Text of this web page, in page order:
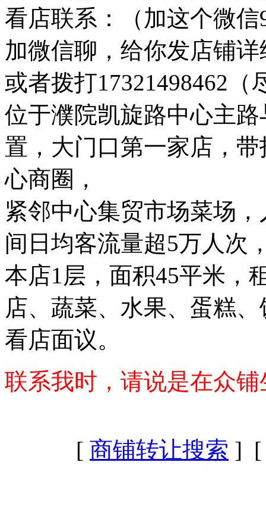
看店联系：（加这个微
加微信聊，给你发店铺
或者拨打17321498462（
位于濮院凯旋路中心主
置，大门口第一家店，
心商圈，
紧邻中心集贸市场菜场
间日均客流量超5万人次
本店1层，面积45平米，
店、蔬菜、水果、蛋糕
看店面议。
联系我时，请说是在众
[ 商铺转让搜索 ]